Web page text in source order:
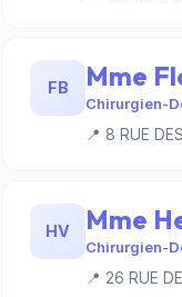
FB Mme
Chirurgien-
📍 8 RUE
HV Mme
Chirurgien-
📍 26 RUE